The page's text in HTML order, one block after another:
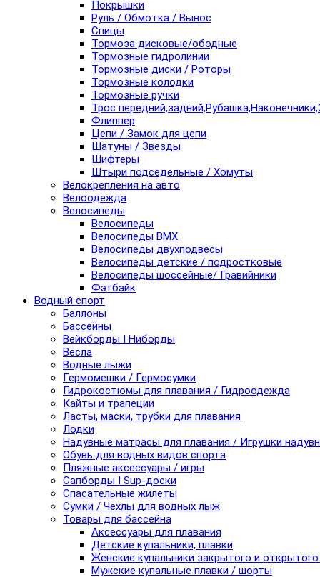
Покрышки
Руль / Обмотка / Вынос
Спицы
Тормоза дисковые/ободные
Тормозные гидролинии
Тормозные диски / Роторы
Тормозные колодки
Тормозные ручки
Трос
Флиппер
Цепи / Замок для цепи
Шатуны / Звезды
Шифтеры
Штыри подседельные / Хомуты
Велокрепления на авто
Велоодежда
Велосипеды
Велосипеды
Велосипеды BMX
Велосипеды двухподвесы
Велосипеды детские / подростковые
Велосипеды шоссейные/ Гравийники
Фэтбайк
Водный спорт
Баллоны
Бассейны
Вейкборды I Ниборды
Вёсла
Водные лыжи
Гермомешки / Гермосумки
Гидрокостюмы для плавания / Гидроодежда
Кайты и трапеции
Ласты, маски, трубки для плавания
Лодки
Надувные матрасы для плавания / Игрушки
Обувь для водных видов спорта
Пляжные аксессуары / игры
Сапборды I Sup-доски
Спасательные жилеты
Сумки / Чехлы для водных лыж
Товары для бассейна
Аксессуары для плавания
Детские купальники, плавки
Женские купальники закрытого и
Мужские купальные плавки / шорты